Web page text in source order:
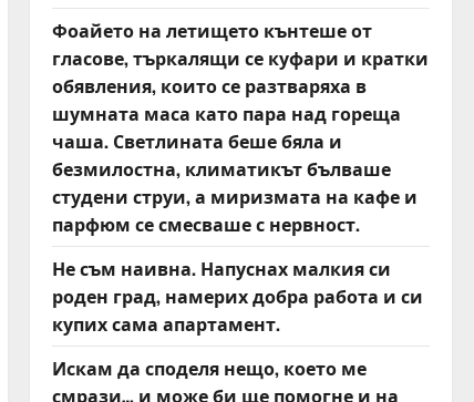
Фоайето на летището кънтеше от
гласове, търкалящи се куфари и кратки
обявления, които се разтваряха в
шумната маса като пара над гореща
чаша. Светлината беше бяла и
безмилостна, климатикът бълваше
студени струи, а миризмата на кафе и
парфюм се смесваше с нервност.
Не съм наивна. Напуснах малкия си
роден град, намерих добра работа и си
купих сама апартамент.
Искам да споделя нещо, което ме
смрази… и може би ще помогне и на